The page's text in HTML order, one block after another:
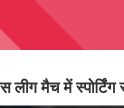
लीग मैच में